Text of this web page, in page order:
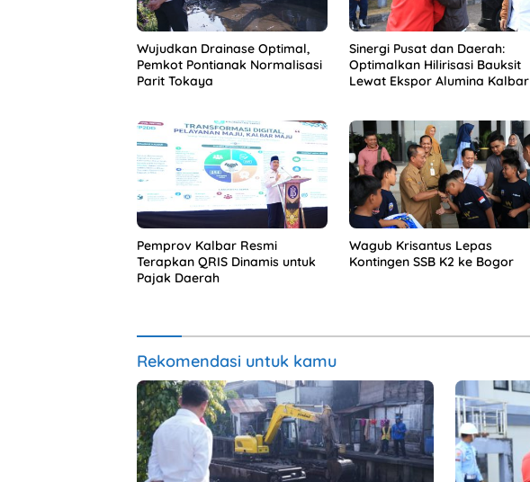
Wujudkan Drainase Optimal,
Pemkot Pontianak Normalisasi
Parit Tokaya
Sinergi Pusat dan Daerah:
Optimalkan Hilirisasi Bauksit
Lewat Ekspor Alumina Kalbar
Pemprov Kalbar Resmi
Terapkan QRIS Dinamis untuk
Pajak Daerah
Wagub Krisantus Lepas
Kontingen SSB K2 ke Bogor
Rekomendasi untuk kamu